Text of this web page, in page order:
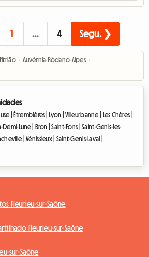
1 … 4 Segu. ❯
› Auvérnia-Ródano-Alpes ›
| Étrembières | Lyon |Villeurbanne |
Les Chères |
Demi-Lune | Bron |Saint-Fons |Saint-Genis-les-
|Vénissieux | Saint-Genis-Laval |
Fleurieu-sur-Saône
Fleurieu-sur-Saône
sur-Saône